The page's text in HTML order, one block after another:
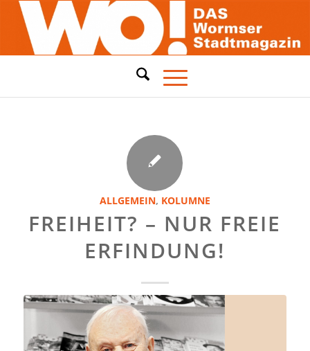
ALLGEMEIN, KOLUMNE
FREIHEIT? – NUR FREIE
ERFINDUNG!